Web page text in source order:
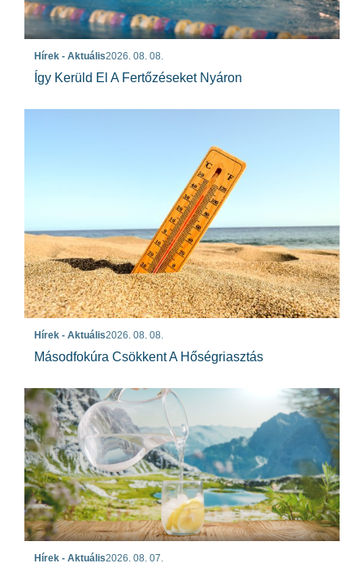
Hírek - Aktuális2026. 08. 08.
Így Kerüld El A Fertőzéseket Nyáron
Hírek - Aktuális2026. 08. 08.
Másodfokúra Csökkent A Hőségriasztás
Hírek - Aktuális2026. 08. 07.